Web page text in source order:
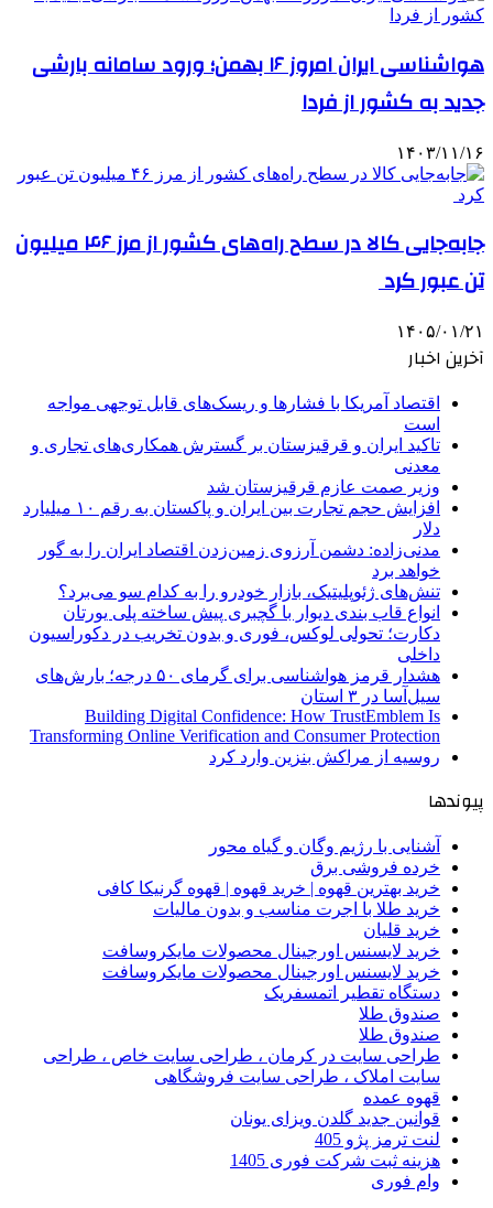
هواشناسی ایران امروز ۱۶ بهمن؛ ورود سامانه بارشی
جدید به کشور از فردا
۱۴۰۳/۱۱/۱۶
جابه‌جایی کالا در سطح راه‌های کشور از مرز ۴۶ میلیون
تن عبور کرد
۱۴۰۵/۰۱/۲۱
آخرین اخبار
اقتصاد آمریکا با فشارها و ریسک‌های قابل توجهی مواجه
است
تاکید ایران و قرقیزستان بر گسترش همکاری‌های تجاری و
معدنی
وزیر صمت عازم قرقیزستان شد
افزایش حجم تجارت بین ایران و پاکستان به رقم ۱۰ میلیارد
دلار
مدنی‌زاده: دشمن آرزوی زمین‌زدن اقتصاد ایران را به گور
خواهد برد
تنش‌های ژئوپلیتیک، بازار خودرو را به کدام سو می‌برد؟
انواع قاب بندی دیوار با گچبری پیش ساخته پلی یورتان
دکارت؛ تحولی لوکس، فوری و بدون تخریب در دکوراسیون
داخلی
هشدار قرمز هواشناسی برای گرمای ۵۰ درجه؛ بارش‌های
سیل‌آسا در ۳ استان
Building Digital Confidence: How TrustEmblem Is
Transforming Online Verification and Consumer Protection
روسیه از مراکش بنزین وارد کرد
پیوندها
آشنایی با رژیم وگان و گیاه محور
خرده فروشی برق
خرید بهترین قهوه | خرید قهوه | قهوه گرنیکا کافی
خرید طلا با اجرت مناسب و بدون مالیات
خرید قلیان
خرید لایسنس اورجینال محصولات مایکروسافت
خرید لایسنس اورجینال محصولات مایکروسافت
دستگاه تقطیر اتمسفریک
صندوق طلا
صندوق طلا
طراحی سایت در کرمان ، طراحی سایت خاص ، طراحی
سایت املاک ، طراحی سایت فروشگاهی
قهوه عمده
قوانین جدید گلدن ویزای یونان
لنت ترمز پژو 405
هزینه ثبت شرکت فوری 1405
وام فوری